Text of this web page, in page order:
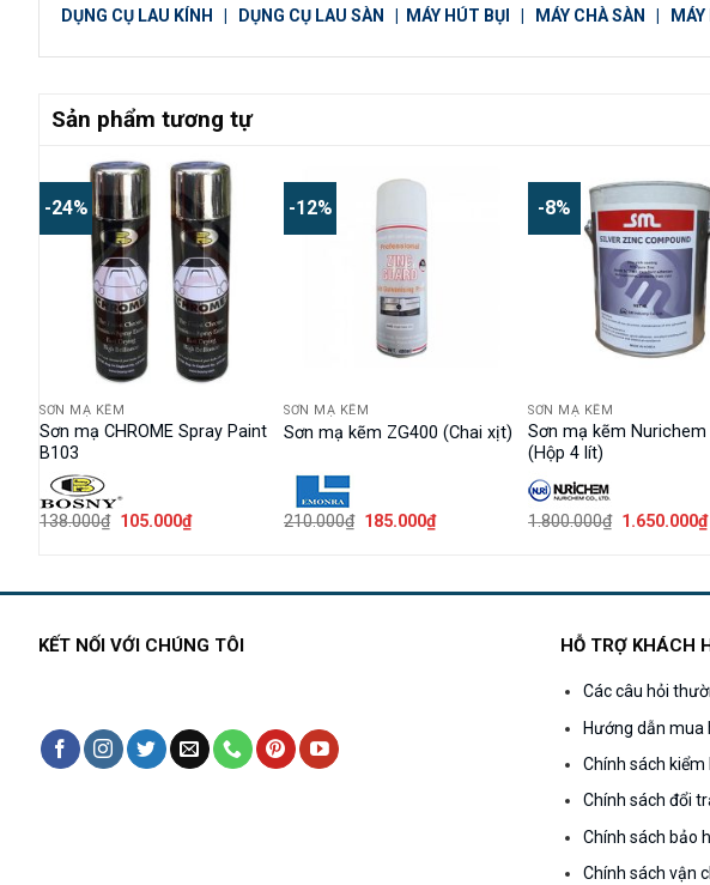
DỤNG CỤ LAU KÍNH
DỤNG CỤ LAU SÀN MÁY HÚT BỤI MÁY CHÀ SÀN
Sản phẩm tương tự
-24%
SƠN MẠ KẼM
Sơn mạ CHROME Spray Paint
B103
138.000₫ Giá
105.000₫Giá
hiện
105.000₫.
-12%
SƠN MẠ KẼM
Sơn mạ kẽm ZG400 (Chai xịt)
210.000₫ Giá
185.000₫Giá
hiện
185.000₫.
-8%
SƠN MẠ KẼM
Sơn mạ kẽm Nurichem
(Hộp 4 lít)
1.800.000₫ Giá
1.650.000₫
KẾT NỐI VỚI CHÚNG TÔI HỖ TRỢ KHÁCH
Các câu hỏi
Hướng dẫn mua
Chính sách kiểm
Chính sách đổi
Chính sách bảo
Chính sách vận